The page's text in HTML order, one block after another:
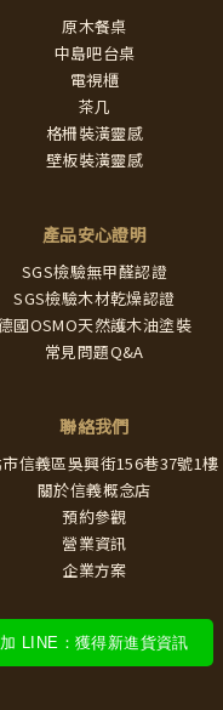
原木餐桌
中島吧台桌
電視櫃
茶几
格柵裝潢靈感
壁板裝潢靈感
產品安心證明
SGS檢驗無甲醛認證
SGS檢驗木材乾燥認證
國OSMO天然護木油塗裝
常見問題Q&A
聯絡我們
信義區吳興街156巷37號1樓
關於信義概念店
預約參觀
營業資訊
企業方案
加 LINE：獲得新進貨資訊